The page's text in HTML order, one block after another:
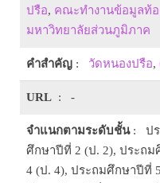
ปรือ, คณะทำงานข้อมูลท้
มหาวิทยาลัยส่วนภูมิภาค
คำสำคัญ : วัดหนองปรือ,
URL : -
จำแนกตามระดับชั้น: ปร
ศึกษาปีที่ 2 (ป. 2), ประถ
4 (ป. 4), ประถมศึกษาปีที่